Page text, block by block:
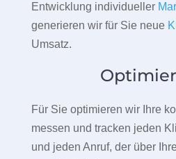
Entwicklung individueller
generieren wir für Sie neue
Umsatz.
Für Sie optimieren wir Ihre
messen und tracken jeden
und jeden Anruf, der über